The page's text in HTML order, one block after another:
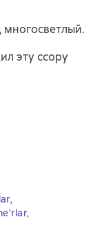
эту ссору
,
,